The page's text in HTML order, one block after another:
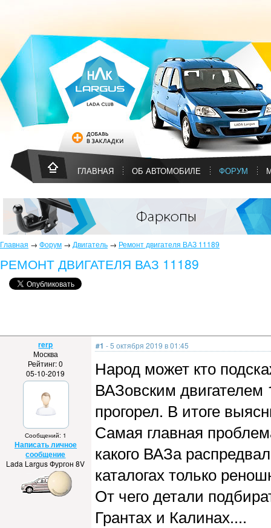
ГЛАВНАЯ ОБ АВТОМОБИЛЕ ФОРУМ
Главная → Форум → Двигатель → Ремонт двигателя ВАЗ 11189
РЕМОНТ ДВИГАТЕЛЯ ВАЗ 11189
rerp
Москва
Рейтинг: 0
05-10-2019
Сообщений: 1
Написать личное
сообщение
Lada Largus Фургон 8V
#1 - 5 октября 2019 в 01:45
Народ может кто
ВАЗовским двигателем
прогорел. В итоге
Самая главная
какого ВАЗа
каталогах только
От чего детали
Грантах и Калинах....